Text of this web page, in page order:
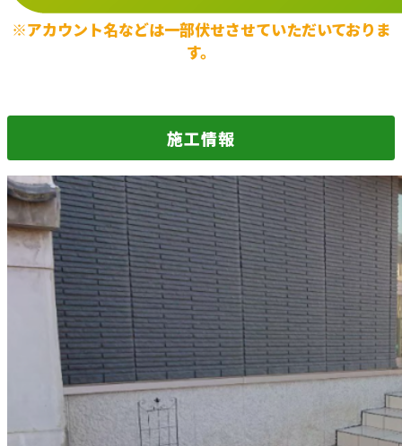
※アカウント名などは一部伏せさせていただいておりま
す。
施工情報